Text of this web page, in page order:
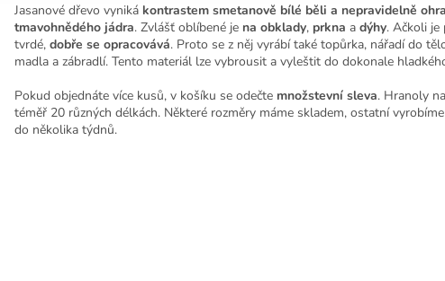
Jasanové dřevo vyniká kontrastem smetanově bílé běli a nepravidelně
tmavohnědého jádra. Zvlášť oblíbené je na obklady, prkna a dýhy. Ačkoli je
tvrdé, dobře se opracovává. Proto se z něj vyrábí také topůrka, nářadí do
madla a zábradlí. Tento materiál lze vybrousit a vyleštit do dokonale
Pokud objednáte více kusů, v košíku se odečte množstevní sleva. Hranoly
téměř 20 různých délkách. Některé rozměry máme skladem, ostatní
do několika týdnů.